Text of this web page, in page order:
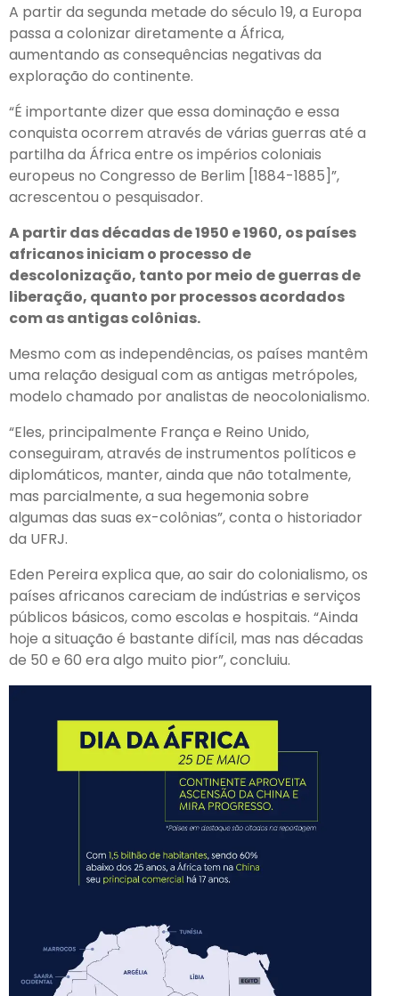
A partir da segunda metade do século 19, a Europa
passa a colonizar diretamente a África,
aumentando as consequências negativas da
exploração do continente.
“É importante dizer que essa dominação e essa
conquista ocorrem através de várias guerras até a
partilha da África entre os impérios coloniais
europeus no Congresso de Berlim [1884-1885]”,
acrescentou o pesquisador.
A partir das décadas de 1950 e 1960, os países
africanos iniciam o processo de
descolonização, tanto por meio de guerras de
liberação, quanto por processos acordados
com as antigas colônias.
Mesmo com as independências, os países mantêm
uma relação desigual com as antigas metrópoles,
modelo chamado por analistas de neocolonialismo.
“Eles, principalmente França e Reino Unido,
conseguiram, através de instrumentos políticos e
diplomáticos, manter, ainda que não totalmente,
mas parcialmente, a sua hegemonia sobre
algumas das suas ex-colônias”, conta o historiador
da UFRJ.
Eden Pereira explica que, ao sair do colonialismo, os
países africanos careciam de indústrias e serviços
públicos básicos, como escolas e hospitais. “Ainda
hoje a situação é bastante difícil, mas nas décadas
de 50 e 60 era algo muito pior”, concluiu.